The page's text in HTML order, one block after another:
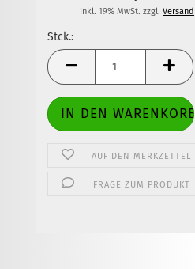
inkl. 19% MwSt. zzgl. Versand
Stck.:
Stck.
AUF DEN MERKZETTEL
FRAGE ZUM PRODUKT